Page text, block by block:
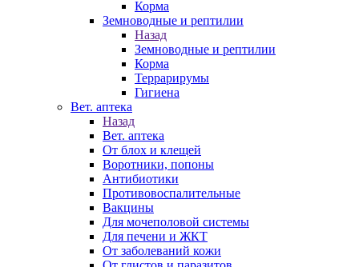
Корма
Земноводные и рептилии
Назад
Земноводные и рептилии
Корма
Террарирумы
Гигиена
Вет. аптека
Назад
Вет. аптека
От блох и клещей
Воротники, попоны
Антибиотики
Противовоспалительные
Вакцины
Для мочеполовой системы
Для печени и ЖКТ
От заболеваний кожи